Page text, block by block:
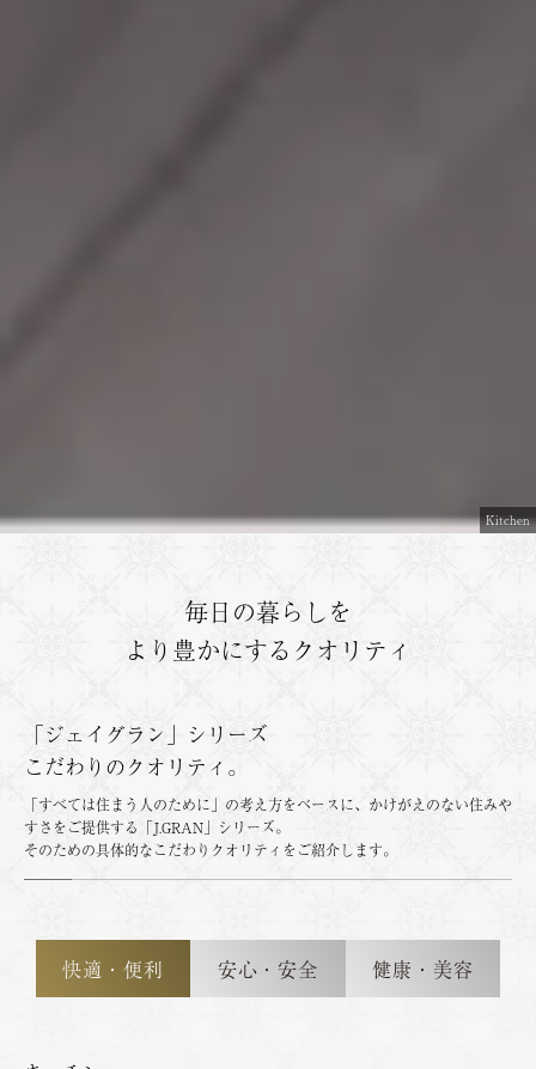
Kitchen
毎日の暮らしを
より豊かにするクオリティ
「ジェイグラン」シリーズ
こだわりのクオリティ。
「すべては住まう人のために」の考え方をベースに、 かけがえのない住みや
すさをご提供する「J.GRAN」シリーズ。
そのための具体的なこだわりクオリティをご紹介します。
快適・便利 安心・安全 健康・美容